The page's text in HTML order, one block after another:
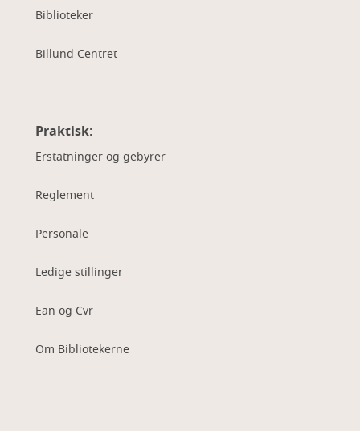
Biblioteker
Billund Centret
Praktisk:
Erstatninger og gebyrer
Reglement
Personale
Ledige stillinger
Ean og Cvr
Om Bibliotekerne